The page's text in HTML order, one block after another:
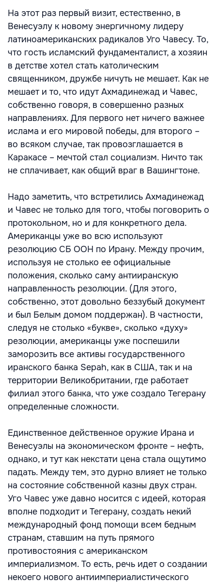
На этот раз первый визит, естественно, в
Венесуэлу к новому энергичному лидеру
латиноамериканских радикалов Уго Чавесу. То,
что гость исламский фундаменталист, а хозяин
в детстве хотел стать католическим
священником, дружбе ничуть не мешает. Как не
мешает и то, что идут Ахмадинежад и Чавес,
собственно говоря, в совершенно разных
направлениях. Для первого нет ничего важнее
ислама и его мировой победы, для второго –
во всяком случае, так провозглашается в
Каракасе – мечтой стал социализм. Ничто так
не сплачивает, как общий враг в Вашингтоне.
Надо заметить, что встретились Ахмадинежад
и Чавес не только для того, чтобы поговорить о
протокольном, но и для конкретного дела.
Американцы уже во всю используют
резолюцию СБ ООН по Ирану. Между прочим,
используя не столько ее официальные
положения, сколько саму антииранскую
направленность резолюции. (Для этого,
собственно, этот довольно беззубый документ
и был Белым домом поддержан). В частности,
следуя не столько «букве», сколько «духу»
резолюции, американцы уже поспешили
заморозить все активы государственного
иранского банка Sepah, как в США, так и на
территории Великобритании, где работает
филиал этого банка, что уже создало Тегерану
определенные сложности.
Единственное действенное оружие Ирана и
Венесуэлы на экономическом фронте – нефть,
однако, и тут как некстати цена стала ощутимо
падать. Между тем, это дурно влияет не только
на состояние собственной казны двух стран.
Уго Чавес уже давно носится с идеей, которая
вполне подходит и Тегерану, создать некий
международный фонд помощи всем бедным
странам, ставшим на путь прямого
противостояния с американском
империализмом. То есть, речь идет о создании
некоего нового антиимпериалистического